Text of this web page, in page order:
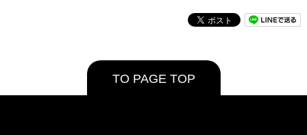
TO PAGE TOP